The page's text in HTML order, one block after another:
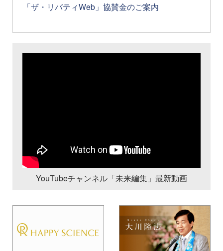
「ザ・リバティWeb」協賛金のご案内
YouTubeチャンネル「未来編集」最新動画